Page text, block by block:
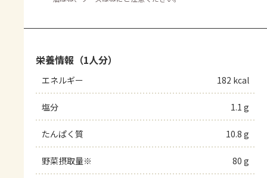
栄養情報（1人分）
エネルギー 182 kcal
塩分 1.1 g
たんぱく質 10.8 g
野菜摂取量※ 80 g